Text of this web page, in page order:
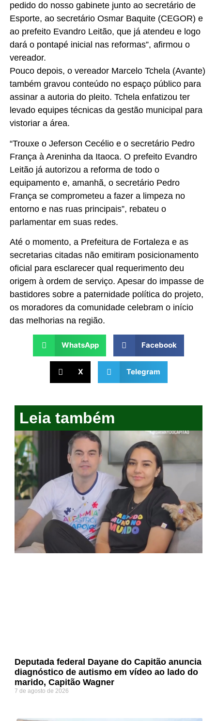
pedido do nosso gabinete junto ao secretário de
Esporte, ao secretário Osmar Baquite (CEGOR) e
ao prefeito Evandro Leitão, que já atendeu e logo
dará o pontapé inicial nas reformas”, afirmou o
vereador.
Pouco depois, o vereador Marcelo Tchela (Avante)
também gravou conteúdo no espaço público para
assinar a autoria do pleito. Tchela enfatizou ter
levado equipes técnicas da gestão municipal para
vistoriar a área.
“Trouxe o Jeferson Cecélio e o secretário Pedro
França à Areninha da Itaoca. O prefeito Evandro
Leitão já autorizou a reforma de todo o
equipamento e, amanhã, o secretário Pedro
França se comprometeu a fazer a limpeza no
entorno e nas ruas principais”, rebateu o
parlamentar em suas redes.
Até o momento, a Prefeitura de Fortaleza e as
secretarias citadas não emitiram posicionamento
oficial para esclarecer qual requerimento deu
origem à ordem de serviço. Apesar do impasse de
bastidores sobre a paternidade política do projeto,
os moradores da comunidade celebram o início
das melhorias na região.
WhatsApp Facebook
X Telegram
Leia também
Deputada federal Dayane do Capitão anuncia
diagnóstico de autismo em vídeo ao lado do
marido, Capitão Wagner
7 de agosto de 2026